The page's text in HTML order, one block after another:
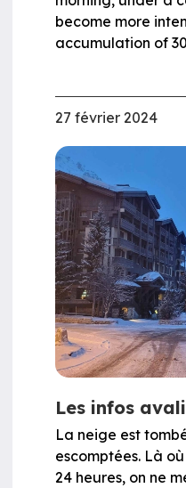
become more
accumulation of
27 février 2024
Les infos
La neige est
escomptées. Là
24 heures, on ne